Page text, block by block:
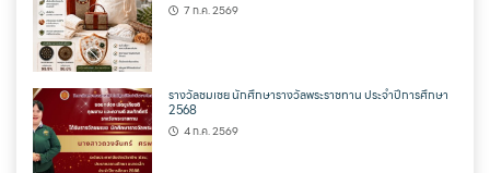
7 ก.ค. 2569
รางวัลชมเชย นักศึกษารางวัลพระราชทาน ประจำปีการศึกษา
2568
4 ก.ค. 2569